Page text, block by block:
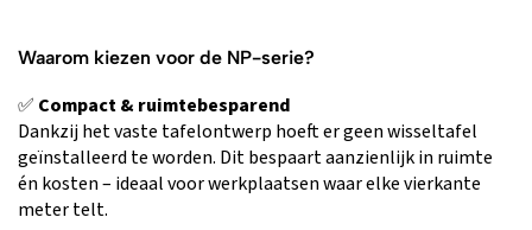
Waarom kiezen voor de NP-serie?
✅ Compact & ruimtebesparend
Dankzij het vaste tafelontwerp hoeft er geen wisseltafel
geïnstalleerd te worden. Dit bespaart aanzienlijk in ruimte
én kosten – ideaal voor werkplaatsen waar elke vierkante
meter telt.